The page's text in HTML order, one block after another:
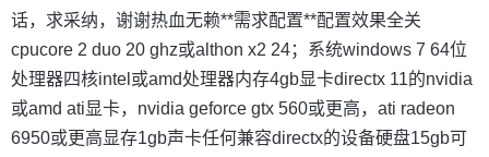
话，求采纳，谢谢热血无赖**需求配置**配置效果全关
cpucore 2 duo 20 ghz或althon x2 24；系统windows 7 64位
处理器四核intel或amd处理器内存4gb显卡directx 11的nvidia
或amd ati显卡，nvidia geforce gtx 560或更高，ati radeon
6950或更高显存1gb声卡任何兼容directx的设备硬盘15gb可